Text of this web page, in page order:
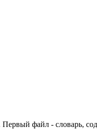
файл - словарь,